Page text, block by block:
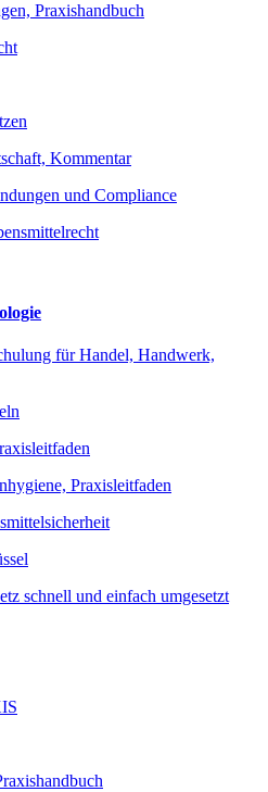
Praxishandbuch
Kommentar
und Compliance
für Handel, Handwerk,
Praxisleitfaden
schnell und einfach umgesetzt